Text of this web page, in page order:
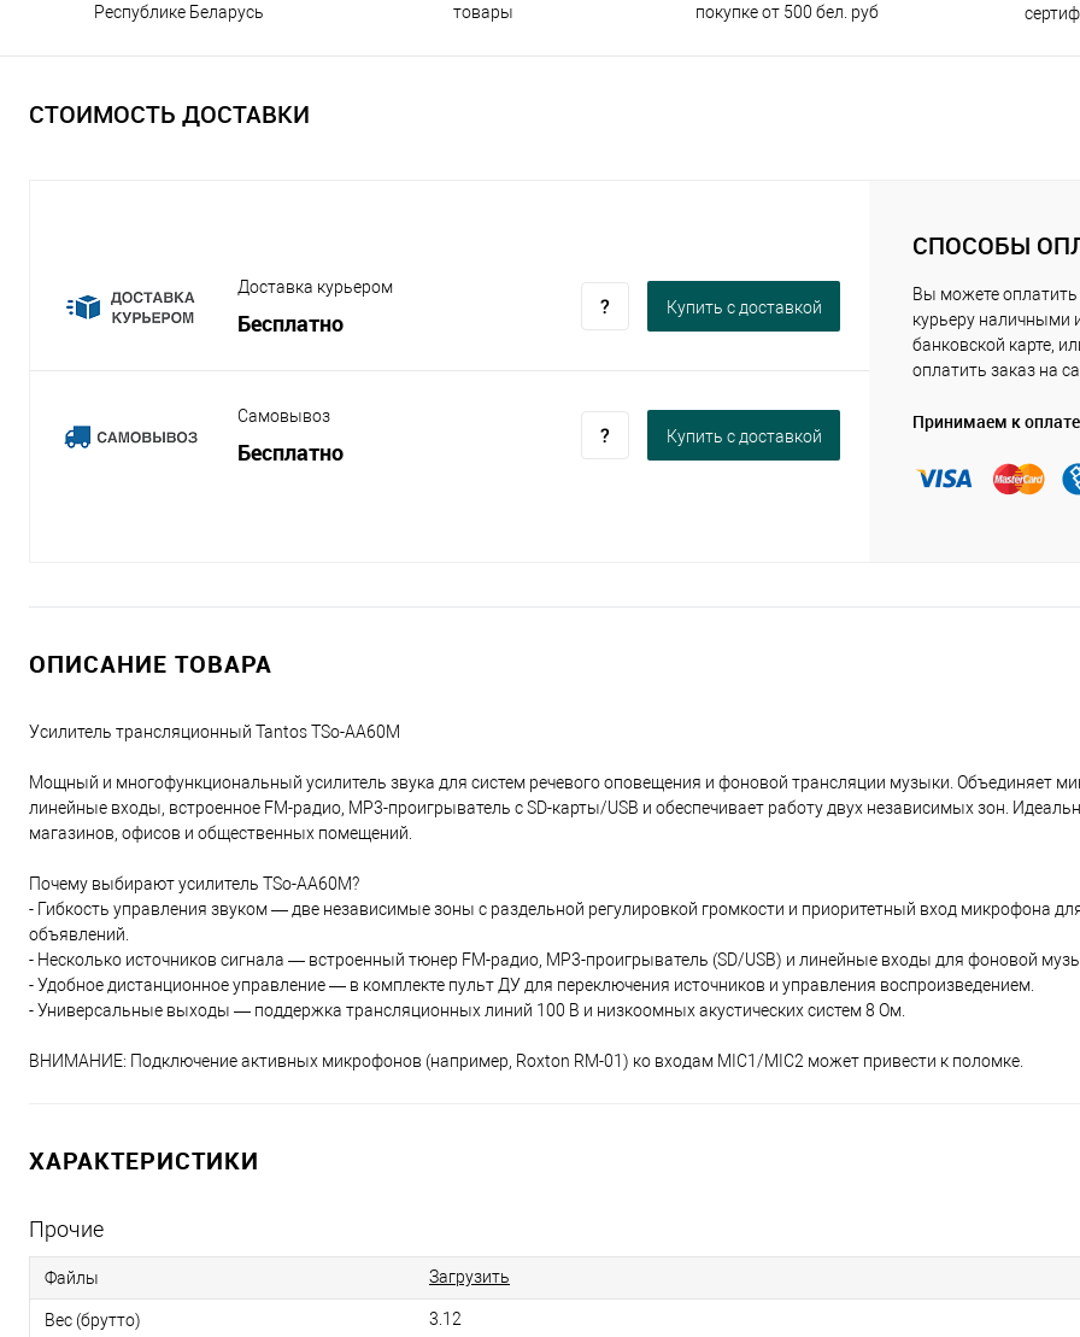
Республике Беларусь
товары
покупке от 500 бел. руб
СТОИМОСТЬ ДОСТАВКИ
Доставка курьером
Бесплатно
Купить c доставкой
Самовывоз
Бесплатно
Купить c доставкой
СПОСОБЫ
Вы можете оплатить
курьеру наличными
банковской карте,
оплатить заказ на
Принимаем к оплате
ОПИСАНИЕ ТОВАРА
Усилитель трансляционный Tantos TSo-AA60M
Мощный и многофункциональный усилитель звука для систем речевого оповещения и фоновой трансляции музыки. Объединяет
линейные входы, встроенное FM-радио, MP3-проигрыватель с SD-карты/USB и обеспечивает работу двух независимых зон.
магазинов, офисов и общественных помещений.
Почему выбирают усилитель TSo-AA60M?
- Гибкость управления звуком — две независимые зоны с раздельной регулировкой громкости и приоритетный вход микрофона
объявлений.
- Несколько источников сигнала — встроенный тюнер FM-радио, MP3-проигрыватель (SD/USB) и линейные входы для фоновой
- Удобное дистанционное управление — в комплекте пульт ДУ для переключения источников и управления воспроизведением.
- Универсальные выходы — поддержка трансляционных линий 100 В и низкоомных акустических систем 8 Ом.
ВНИМАНИЕ: Подключение активных микрофонов (например, Roxton RM-01) ко входам MIC1/MIC2 может привести к поломке.
ХАРАКТЕРИСТИКИ
Прочие
Файлы Загрузить
Вес (брутто) 3.12